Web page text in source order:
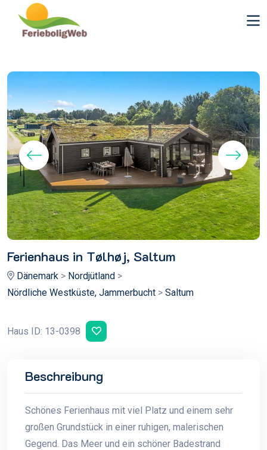
Ferienhaus in Tølhøj, Saltum
Dänemark > Nordjütland >
Nördliche Westküste, Jammerbucht > Saltum
Haus ID: 13-0398
Beschreibung
Schönes Ferienhaus mit viel Platz und einem sehr
großen Grundstück in einer ruhigen, malerischen
Gegend. Das Meer und ein schöner Badestrand